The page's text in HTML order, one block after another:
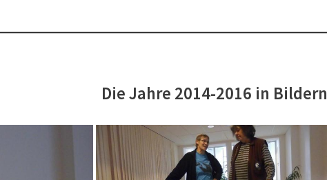
Die Jahre 2014-2016 in Bildern